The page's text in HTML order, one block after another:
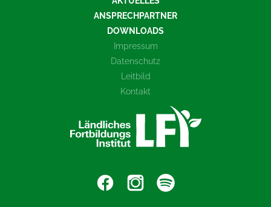
ANSPRECHPARTNER
DOWNLOADS
Impressum
Datenschutz
Leitbild
Kontakt